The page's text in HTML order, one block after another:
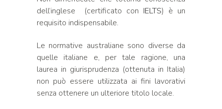
dell’inglese (certificato con IELTS) è un
requisito indispensabile.
Le normative australiane sono diverse da
quelle italiane e, per tale ragione, una
laurea in giurisprudenza (ottenuta in Italia)
non può essere utilizzata ai fini lavorativi
senza ottenere un ulteriore titolo locale.